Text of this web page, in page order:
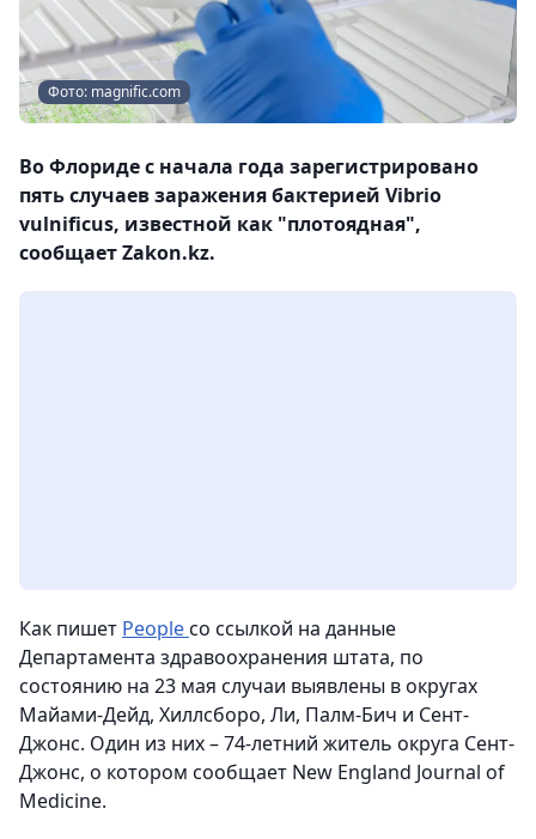
Фото: magnific.com
Во Флориде с начала года зарегистрировано
пять случаев заражения бактерией Vibrio
vulnificus, известной как "плотоядная",
сообщает Zakon.kz.
Как пишет Peopleсо ссылкой на данные
Департамента здравоохранения штата, по
состоянию на 23 мая случаи выявлены в округах
Майами-Дейд, Хиллсборо, Ли, Палм-Бич и Сент-
Джонс. Один из них – 74-летний житель округа Сент-
Джонс, о котором сообщает New England Journal of
Medicine.